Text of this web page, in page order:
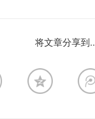
将文章分享到..